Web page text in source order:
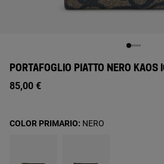
PORTAFOGLIO PIATTO NERO KAOS
85,00 €
COLOR PRIMARIO: NERO